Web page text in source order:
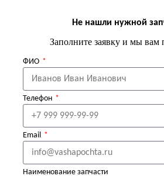
Не нашли нужной
Заполните заявку и мы вам
ФИО
Телефон
Email
Наименование запчасти